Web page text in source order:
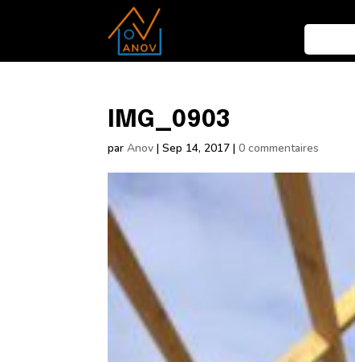
IMG_0903
parAnov |Sep 14, 2017 |0 commentaires